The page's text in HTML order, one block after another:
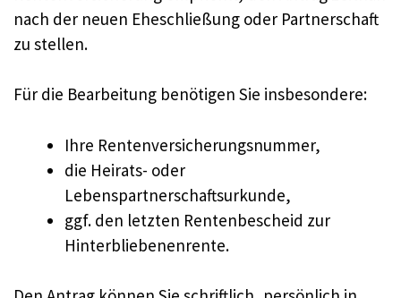
nach der neuen Eheschließung oder Partnerschaft
zu stellen.
Für die Bearbeitung benötigen Sie insbesondere:
Ihre Rentenversicherungsnummer,
die Heirats- oder
Lebenspartnerschaftsurkunde,
ggf. den letzten Rentenbescheid zur
Hinterbliebenenrente.